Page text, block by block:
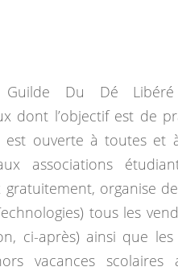
Guilde Du Dé
dont l’objectif est de
est ouverte à toutes et
associations
gratuitement, organise
tous les
ci-après) ainsi que les
vacances scolaires